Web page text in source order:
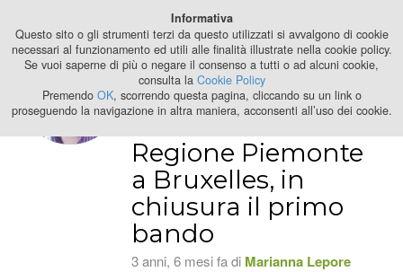
2024
Tirocini pagati
mille euro al mese
alla sede della
Regione Piemonte
a Bruxelles, in
chiusura il primo
bando
3 anni, 6 mesi fa di Marianna Lepore
Informativa
Questo sito o gli strumenti terzi da questo utilizzati si avvalgono di cookie
necessari al funzionamento ed utili alle finalità illustrate nella cookie policy.
Se vuoi saperne di più o negare il consenso a tutti o ad alcuni cookie,
consulta la Cookie Policy
Premendo OK, scorrendo questa pagina, cliccando su un link o
proseguendo la navigazione in altra maniera, acconsenti all’uso dei cookie.